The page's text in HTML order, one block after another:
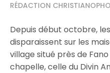
RÉDACTION
Depuis début octobre,
disparaissent sur les
village situé près de
chapelle, celle du Divin